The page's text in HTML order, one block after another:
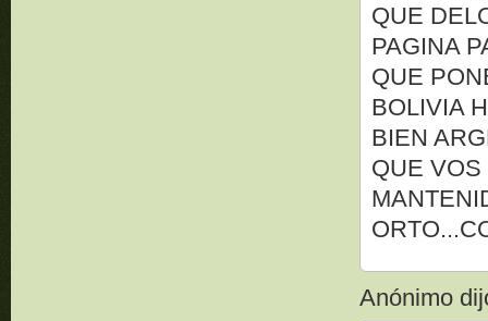
QUE
PAGINA
QUE
BOLIVIA
BIEN
QUE
Anónimo